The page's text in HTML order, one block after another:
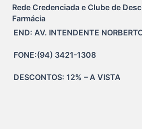
Rede Credenciada e Clube de
Farmácia
END: AV. INTENDENTE
FONE:(94) 3421-1308
DESCONTOS: 12% – A VISTA